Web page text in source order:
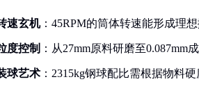
速玄机：45RPM的筒体转速能形成理
度控制 ：从27mm原料研磨至0.087mm
球艺术 ：2315kg钢球配比需根据物料